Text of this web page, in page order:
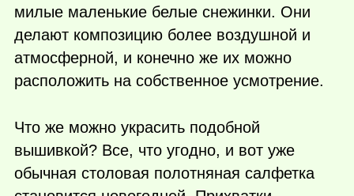
милые маленькие белые снежинки. Они
делают композицию более воздушной и
атмосферной, и конечно же их можно
расположить на собственное усмотрение.
Что же можно украсить подобной
вышивкой? Все, что угодно, и вот уже
обычная столовая полотняная салфетка